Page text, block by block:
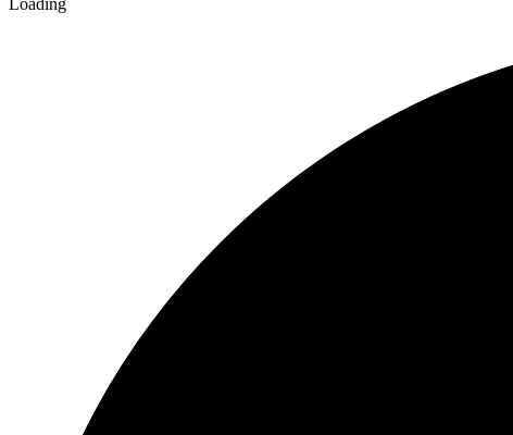
Loading